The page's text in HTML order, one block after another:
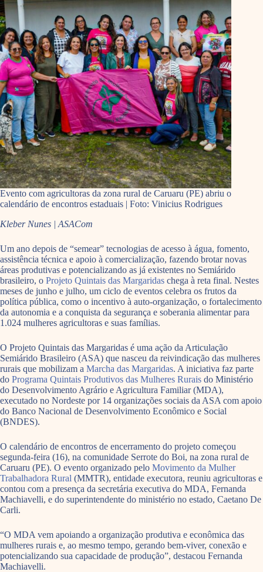
Evento com agricultoras da zona rural de Caruaru (PE) abriu o
calendário de encontros estaduais | Foto: Vinicius Rodrigues
Kleber Nunes | ASACom
Um ano depois de “semear” tecnologias de acesso à água, fomento,
assistência técnica e apoio à comercialização, fazendo brotar novas
áreas produtivas e potencializando as já existentes no Semiárido
brasileiro, o Projeto Quintais das Margaridas chega à reta final. Nestes
meses de junho e julho, um ciclo de eventos celebra os frutos da
política pública, como o incentivo à auto-organização, o fortalecimento
da autonomia e a conquista da segurança e soberania alimentar para
1.024 mulheres agricultoras e suas famílias.
O Projeto Quintais das Margaridas é uma ação da Articulação
Semiárido Brasileiro (ASA) que nasceu da reivindicação das mulheres
rurais que mobilizam a Marcha das Margaridas. A iniciativa faz parte
do Programa Quintais Produtivos das Mulheres Rurais do Ministério
do Desenvolvimento Agrário e Agricultura Familiar (MDA),
executado no Nordeste por 14 organizações sociais da ASA com apoio
do Banco Nacional de Desenvolvimento Econômico e Social
(BNDES).
O calendário de encontros de encerramento do projeto começou
segunda-feira (16), na comunidade Serrote do Boi, na zona rural de
Caruaru (PE). O evento organizado pelo Movimento da Mulher
Trabalhadora Rural (MMTR), entidade executora, reuniu agricultoras e
contou com a presença da secretária executiva do MDA, Fernanda
Machiavelli, e do superintendente do ministério no estado, Caetano De
Carli.
“O MDA vem apoiando a organização produtiva e econômica das
mulheres rurais e, ao mesmo tempo, gerando bem-viver, conexão e
potencializando sua capacidade de produção”, destacou Fernanda
Machiavelli.